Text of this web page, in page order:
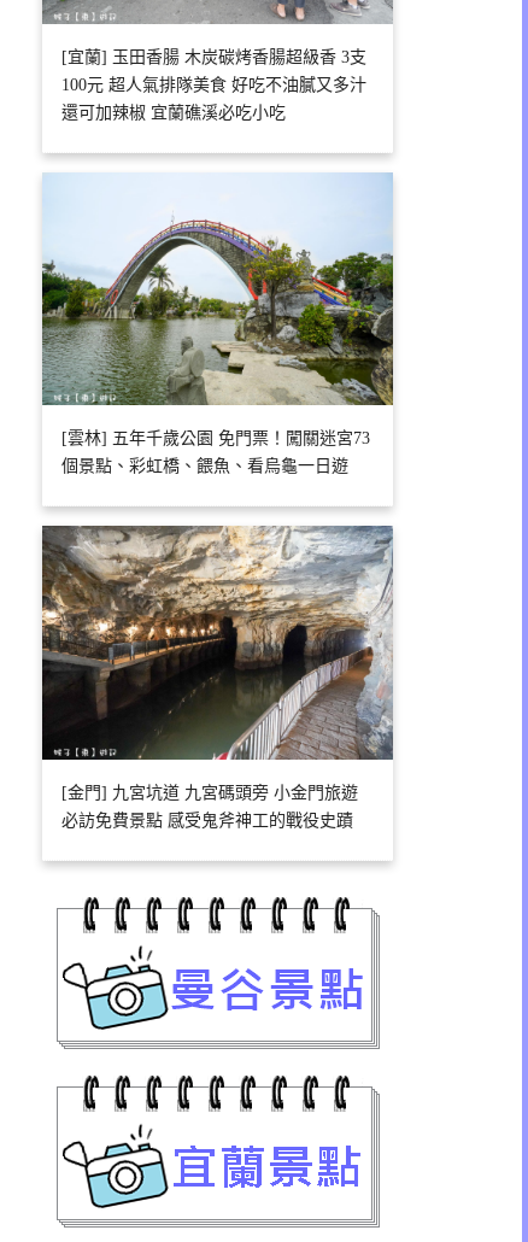
[宜蘭] 玉田香腸 木炭碳烤香腸超級香 3支
100元 超人氣排隊美食 好吃不油膩又多汁
還可加辣椒 宜蘭礁溪必吃小吃
[雲林] 五年千歲公園 免門票！闖關迷宮73
個景點、彩虹橋、餵魚、看烏龜一日遊
[金門] 九宮坑道 九宮碼頭旁 小金門旅遊
必訪免費景點 感受鬼斧神工的戰役史蹟